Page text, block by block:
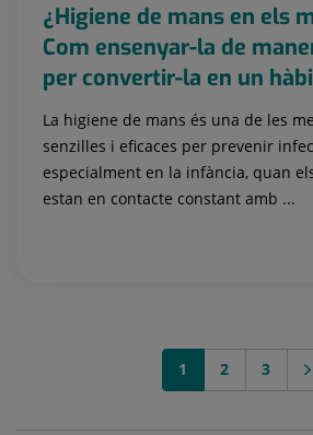
¿Higiene de mans en els
Com ensenyar-la de
per convertir-la en un
La higiene de mans és una de les
senzilles i eficaces per prevenir
especialment en la infància, quan
estan en contacte constant amb ...
1 2 3